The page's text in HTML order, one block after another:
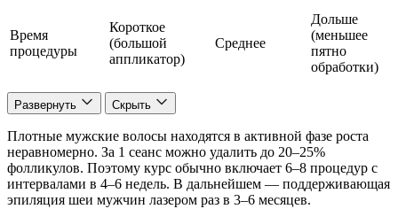
Время
процедуры
Короткое
(большой
аппликатор)
Среднее
Дольше
(меньшее
пятно
обработки)
Развернуть Скрыть
Плотные мужские волосы находятся в активной фазе роста
неравномерно. За 1 сеанс можно удалить до 20–25%
фолликулов. Поэтому курс обычно включает 6–8 процедур с
интервалами в 4–6 недель. В дальнейшем — поддерживающая
эпиляция шеи мужчин лазером раз в 3–6 месяцев.